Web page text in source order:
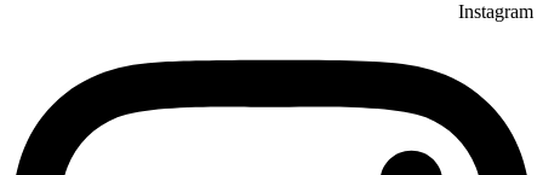
Instagram